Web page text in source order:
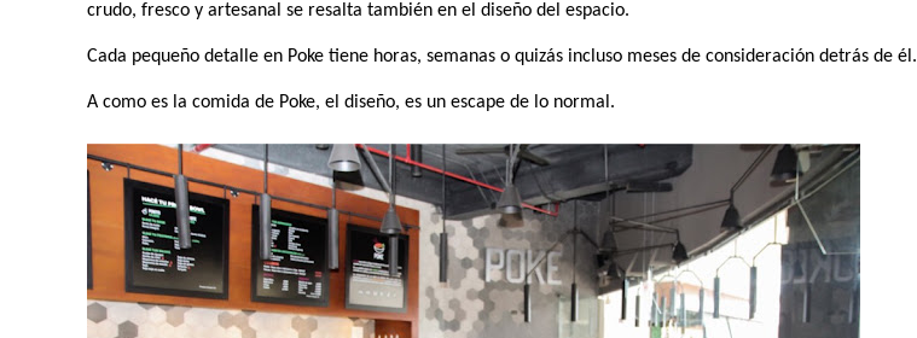
crudo, fresco y artesanal se resalta también en el diseño del espacio.
Cada pequeño detalle en Poke tiene horas, semanas o quizás incluso meses de consideración detrás de él.
A como es la comida de Poke, el diseño, es un escape de lo normal.